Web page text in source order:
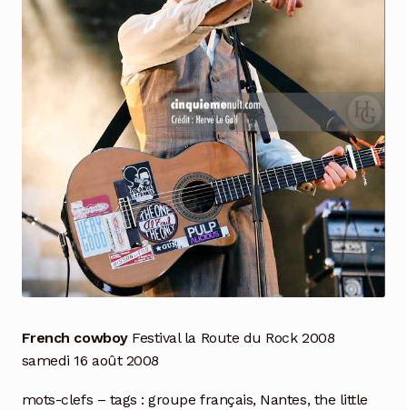
French cowboyFestival la Route du Rock 2008
samedi 16 août 2008
mots-clefs – tags : groupe français, Nantes, the little